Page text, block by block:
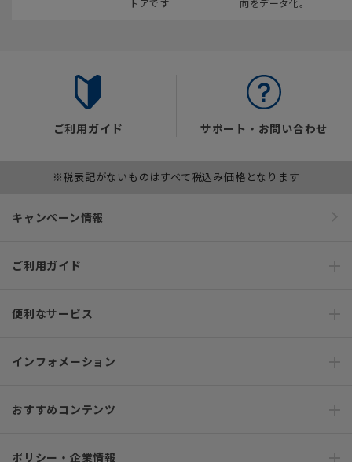
トアです
向をデータ化。
ご利用ガイド サポート・お問い合わせ
※税表記がないものはすべて税込み価格となります
キャンペーン情報
ご利用ガイド
便利なサービス
インフォメーション
おすすめコンテンツ
ポリシー・企業情報